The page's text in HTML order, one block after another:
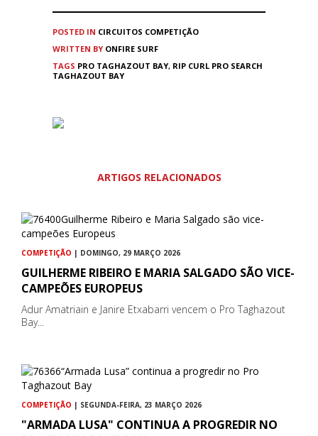
POSTED IN CIRCUITOS COMPETIÇÃO
WRITTEN BY ONFIRE SURF
TAGS PRO TAGHAZOUT BAY, RIP CURL PRO SEARCH
TAGHAZOUT BAY
ARTIGOS RELACIONADOS
COMPETIÇÃO | DOMINGO, 29 MARÇO 2026
GUILHERME RIBEIRO E MARIA SALGADO SÃO VICE-
CAMPEÕES EUROPEUS
Adur Amatriain e Janire Etxabarri vencem o Pro Taghazout
Bay...
COMPETIÇÃO | SEGUNDA-FEIRA, 23 MARÇO 2026
"ARMADA LUSA" CONTINUA A PROGREDIR NO